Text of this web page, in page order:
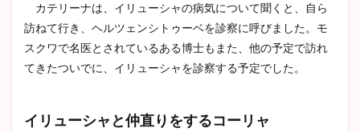
カテリーナは、イリューシャの病気について聞くと、自ら
訪ねて行き、ヘルツェンシトゥーベを診察に呼びました。モ
スクワで名医とされているある博士もまた、他の予定で訪れ
てきたついでに、イリューシャを診察する予定でした。
イリューシャと仲直りをするコーリャ